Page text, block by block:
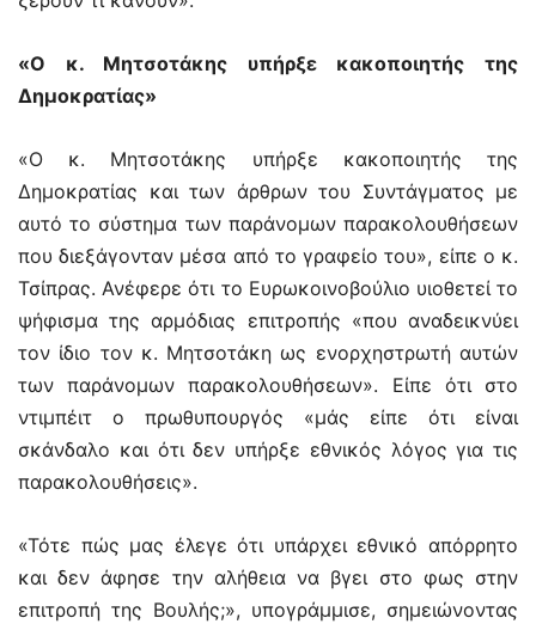
«Ο κ. Μητσοτάκης υπήρξε κακοποιητής της
Δημοκρατίας»
«Ο κ. Μητσοτάκης υπήρξε κακοποιητής της
Δημοκρατίας και των άρθρων του Συντάγματος με
αυτό το σύστημα των παράνομων παρακολουθήσεων
που διεξάγονταν μέσα από το γραφείο του», είπε ο κ.
Τσίπρας. Ανέφερε ότι το Ευρωκοινοβούλιο υιοθετεί το
ψήφισμα της αρμόδιας επιτροπής «που αναδεικνύει
τον ίδιο τον κ. Μητσοτάκη ως ενορχηστρωτή αυτών
των παράνομων παρακολουθήσεων». Είπε ότι στο
ντιμπέιτ ο πρωθυπουργός «μάς είπε ότι είναι
σκάνδαλο και ότι δεν υπήρξε εθνικός λόγος για τις
παρακολουθήσεις».
«Τότε πώς μας έλεγε ότι υπάρχει εθνικό απόρρητο
και δεν άφησε την αλήθεια να βγει στο φως στην
επιτροπή της Βουλής;», υπογράμμισε, σημειώνοντας